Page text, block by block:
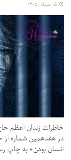
خاطرات زندان اعظم
در هفدهمین شماره
انسان بودن» به چاپ